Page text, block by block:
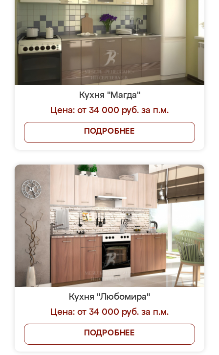
Кухня "Магда"
Цена: от 34 000 руб. за п.м.
ПОДРОБНЕЕ
Кухня "Любомира"
Цена: от 34 000 руб. за п.м.
ПОДРОБНЕЕ